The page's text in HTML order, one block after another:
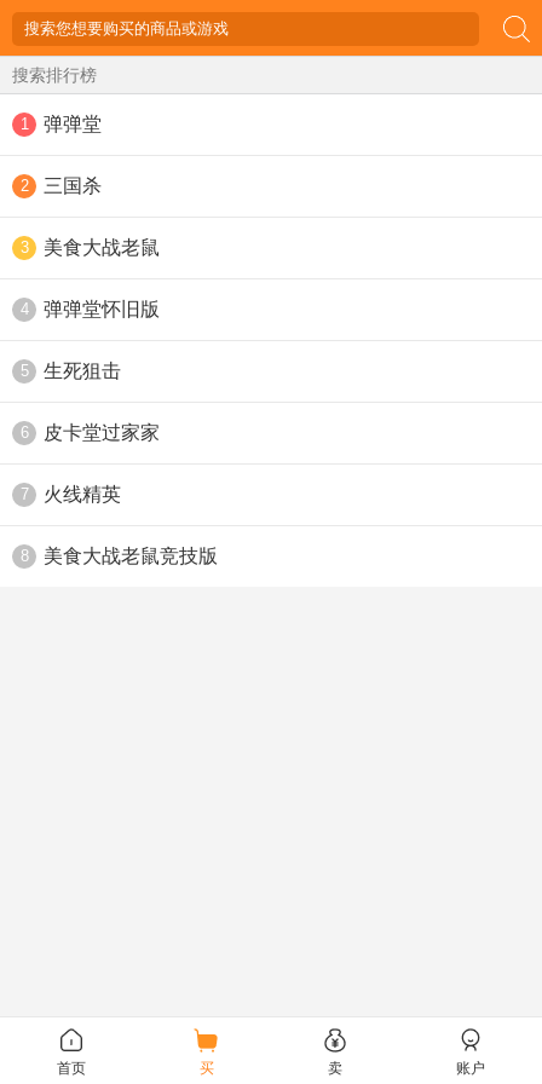
搜索排行榜
1 弹弹堂
2 三国杀
3 美食大战老鼠
4 弹弹堂怀旧版
5 生死狙击
6 皮卡堂过家家
7 火线精英
8 美食大战老鼠竞技版
首页 买 卖 账户